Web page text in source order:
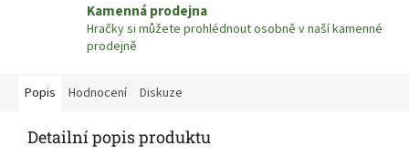
Kamenná prodejna
Hračky si můžete prohlédnout osobně v naší kamenné
prodejně
Popis Hodnocení Diskuze
Detailní popis produktu